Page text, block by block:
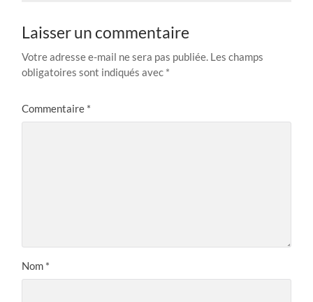
Laisser un commentaire
Votre adresse e-mail ne sera pas publiée. Les champs
obligatoires sont indiqués avec *
Commentaire *
Nom *